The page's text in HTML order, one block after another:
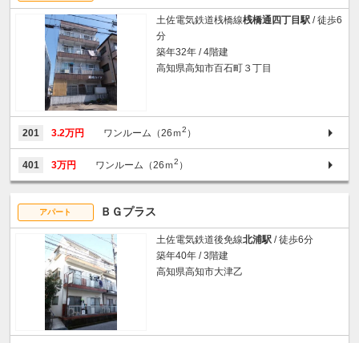
土佐電気鉄道桟橋線桟橋通四丁目駅 / 徒歩6
分
築年32年 / 4階建
高知県高知市百石町３丁目
201 3.2万円 ワンルーム（26ｍ2 ）
401 3万円 ワンルーム（26ｍ2 ）
アパート ＢＧプラス
土佐電気鉄道後免線北浦駅 / 徒歩6分
築年40年 / 3階建
高知県高知市大津乙